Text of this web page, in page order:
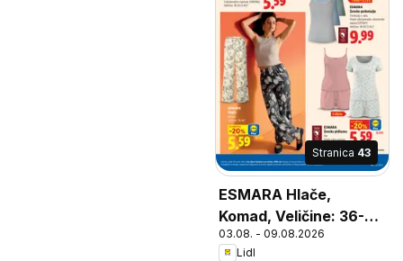
Stranica 43
ESMARA Hlače,
Komad, Veličine: 36-
46*
03.08. - 09.08.2026
Lidl